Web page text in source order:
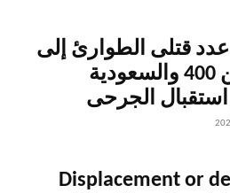
عدد قتلى الطوارئ إلى
أكثر من 400 والسعودية
الجرحى
Displacement or